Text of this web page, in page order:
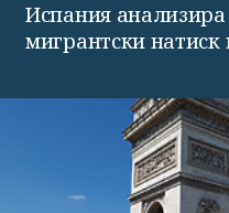
Испания
мигрантски натиск